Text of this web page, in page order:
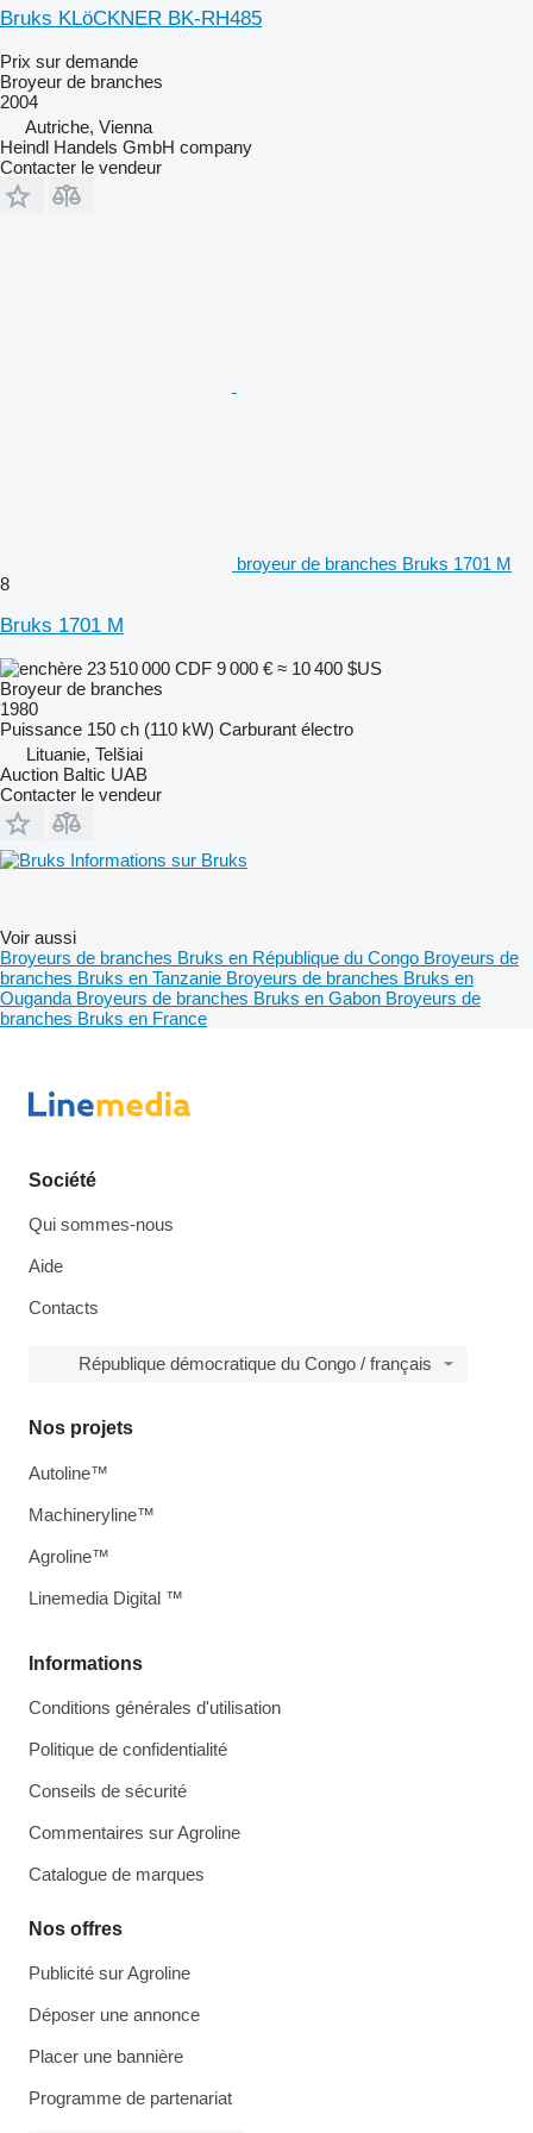
Bruks KLöCKNER BK-RH485
Prix sur demande
Broyeur de branches
2004
Autriche, Vienna
Heindl Handels GmbH company
Contacter le vendeur
broyeur de branches Bruks 1701 M
8
Bruks 1701 M
23 510 000 CDF 9 000 € ≈ 10 400 $US
Broyeur de branches
1980
Puissance 150 ch (110 kW) Carburant électro
Lituanie, Telšiai
Auction Baltic UAB
Contacter le vendeur
Informations sur Bruks
Voir aussi
Broyeurs de branches Bruks en République du Congo Broyeurs de
branches Bruks en Tanzanie Broyeurs de branches Bruks en
Ouganda Broyeurs de branches Bruks en Gabon Broyeurs de
branches Bruks en France
Société
Qui sommes-nous
Aide
Contacts
République démocratique du Congo / français
Informations
Conditions générales d'utilisation
Politique de confidentialité
Conseils de sécurité
Commentaires sur Agroline
Catalogue de marques
Nos offres
Publicité sur Agroline
Déposer une annonce
Placer une bannière
Programme de partenariat
Nos projets
Autoline™
Machineryline™
Agroline™
Linemedia Digital ™